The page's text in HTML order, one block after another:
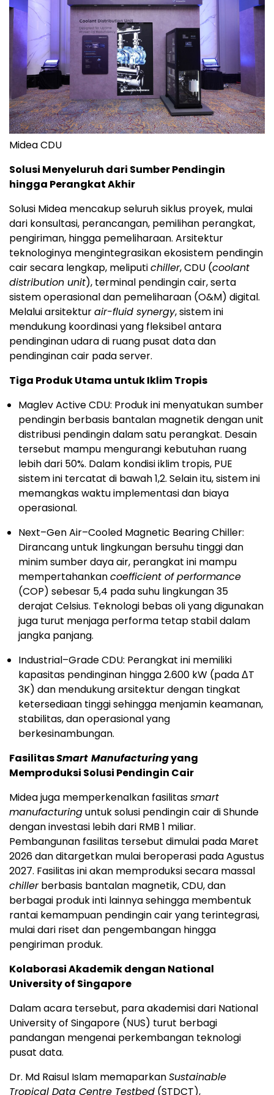
Midea CDU
Solusi Menyeluruh dari Sumber Pendingin
hingga Perangkat Akhir
Solusi Midea mencakup seluruh siklus proyek, mulai
dari konsultasi, perancangan, pemilihan perangkat,
pengiriman, hingga pemeliharaan. Arsitektur
teknologinya mengintegrasikan ekosistem pendingin
cair secara lengkap, meliputichiller, CDU (coolant
distribution unit), terminal pendingin cair, serta
sistem operasional dan pemeliharaan (O&M) digital.
Melalui arsitekturair-fluid synergy, sistem ini
mendukung koordinasi yang fleksibel antara
pendinginan udara di ruang pusat data dan
pendinginan cair pada server.
Tiga Produk Utama untuk Iklim Tropis
Maglev Active CDU: Produk ini menyatukan sumber
pendingin berbasis bantalan magnetik dengan unit
distribusi pendingin dalam satu perangkat. Desain
tersebut mampu mengurangi kebutuhan ruang
lebih dari 50%. Dalam kondisi iklim tropis, PUE
sistem ini tercatat di bawah 1,2. Selain itu, sistem ini
memangkas waktu implementasi dan biaya
operasional.
Next–Gen Air–Cooled Magnetic Bearing Chiller:
Dirancang untuk lingkungan bersuhu tinggi dan
minim sumber daya air, perangkat ini mampu
mempertahankancoefficient of performance
(COP) sebesar 5,4 pada suhu lingkungan 35
derajat Celsius. Teknologi bebas oli yang digunakan
juga turut menjaga performa tetap stabil dalam
jangka panjang.
Industrial–Grade CDU: Perangkat ini memiliki
kapasitas pendinginan hingga 2.600 kW (pada ΔT
3K) dan mendukung arsitektur dengan tingkat
ketersediaan tinggi sehingga menjamin keamanan,
stabilitas, dan operasional yang
berkesinambungan.
FasilitasSmart Manufacturingyang
Memproduksi Solusi Pendingin Cair
Midea juga memperkenalkan fasilitassmart
manufacturinguntuk solusi pendingin cair di Shunde
dengan investasi lebih dari RMB 1 miliar.
Pembangunan fasilitas tersebut dimulai pada Maret
2026 dan ditargetkan mulai beroperasi pada Agustus
2027. Fasilitas ini akan memproduksi secara massal
chillerberbasis bantalan magnetik, CDU, dan
berbagai produk inti lainnya sehingga membentuk
rantai kemampuan pendingin cair yang terintegrasi,
mulai dari riset dan pengembangan hingga
pengiriman produk.
Kolaborasi Akademik dengan National
University of Singapore
Dalam acara tersebut, para akademisi dari National
University of Singapore (NUS) turut berbagi
pandangan mengenai perkembangan teknologi
pusat data.
Dr. Md Raisul Islam memaparkanSustainable
Tropical Data Centre Testbed (STDCT),